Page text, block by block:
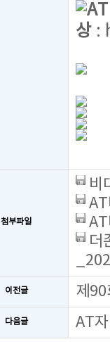
상 :
첨부파일
비
더
이전글 제90
다음글 AT